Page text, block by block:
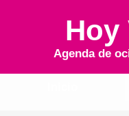
Hoy
Agenda de